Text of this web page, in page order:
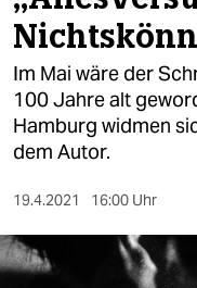
politik
öko
gesellschaft
kultur
sport
berlin
Im Mai wäre der
100 Jahre alt
Hamburg widmen
dem Autor.
19.4.2021 16:00 Uhr